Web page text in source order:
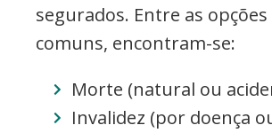
segurados. Entre as
comuns, encontram-se:
Morte (natural ou
Invalidez (por doença